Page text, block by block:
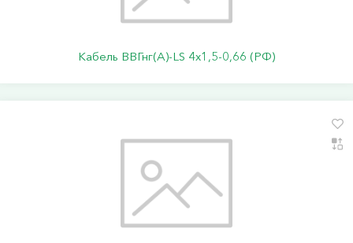
Кабель ВВГнг(А)-LS 4х1,5-0,66 (РФ)